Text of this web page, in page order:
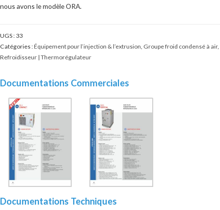
nous avons le modèle ORA.
UGS : 33
Catégories :Équipement pour l’injection & l’extrusion, Groupe froid condensé à air,
Refroidisseur | Thermorégulateur
Documentations Commerciales
Documentations Techniques